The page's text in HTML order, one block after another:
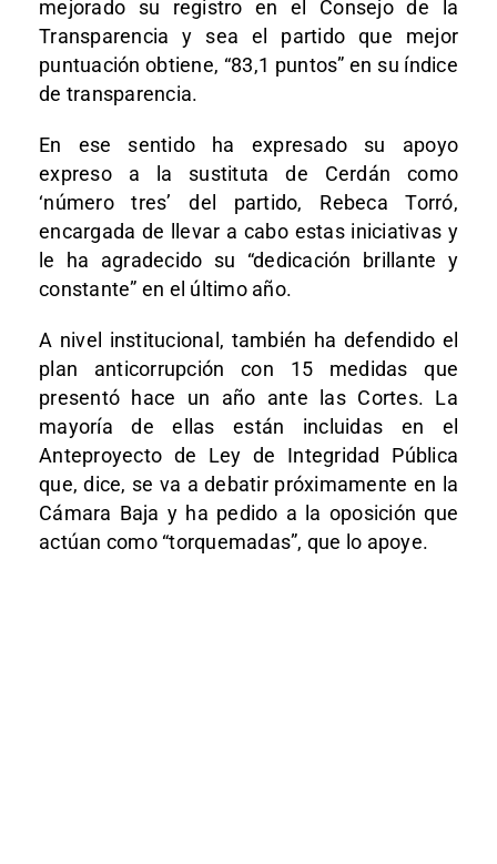
mejorado su registro en el Consejo de la
Transparencia y sea el partido que mejor
puntuación obtiene, “83,1 puntos” en su índice
de transparencia.
En ese sentido ha expresado su apoyo
expreso a la sustituta de Cerdán como
‘número tres’ del partido, Rebeca Torró,
encargada de llevar a cabo estas iniciativas y
le ha agradecido su “dedicación brillante y
constante” en el último año.
A nivel institucional, también ha defendido el
plan anticorrupción con 15 medidas que
presentó hace un año ante las Cortes. La
mayoría de ellas están incluidas en el
Anteproyecto de Ley de Integridad Pública
que, dice, se va a debatir próximamente en la
Cámara Baja y ha pedido a la oposición que
actúan como “torquemadas”, que lo apoye.